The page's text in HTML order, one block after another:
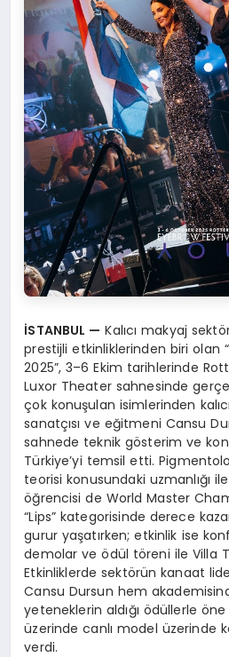
İSTANBUL — Kalıcı makyaj
prestijli etkinliklerinden biri olan
2025”, 3–6 Ekim tarihlerinde
Luxor Theater sahnesinde
çok konuşulan isimlerinden
sanatçısı ve eğitmeni Cansu
sahnede teknik gösterim ve
Türkiye’yi temsil etti.
teorisi konusundaki uzmanlığı
öğrencisi de World Master
“Lips” kategorisinde derece
gurur yaşatırken; etkinlik ise
demolar ve ödül töreni ile Villa
Etkinliklerde sektörün kanaat
Cansu Dursun hem
yeteneklerin aldığı ödüllerle
üzerinde canlı model üzerinde
verdi.